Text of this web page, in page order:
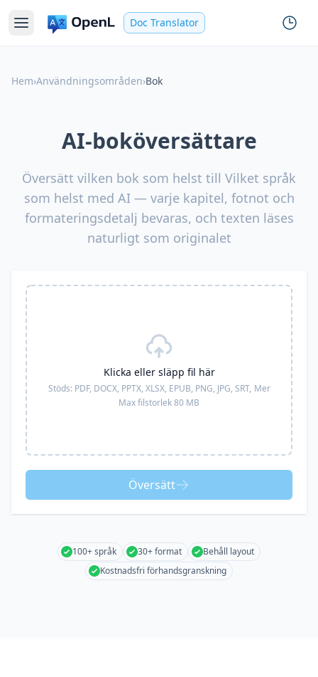
Doc Translator
Hem›Användningsområden›Bok
AI-boköversättare
Översätt vilken bok som helst till Vilket språk
som helst med AI — varje kapitel, fotnot och
formateringsdetalj bevaras, och texten läses
naturligt som originalet
Klicka eller släpp fil här
Stöds: PDF, DOCX, PPTX, XLSX, EPUB, PNG, JPG, SRT, Mer
Max filstorlek 80 MB
Översätt
100+ språk 30+ format
Behåll layout
Kostnadsfri förhandsgranskning